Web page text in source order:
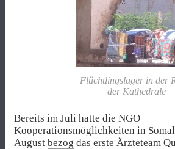
Flüchtlingslager in der
der Kathedrale
Bereits im Juli hatte die NGO
Kooperationsmöglichkeiten in
August bezog das erste Ärzteteam